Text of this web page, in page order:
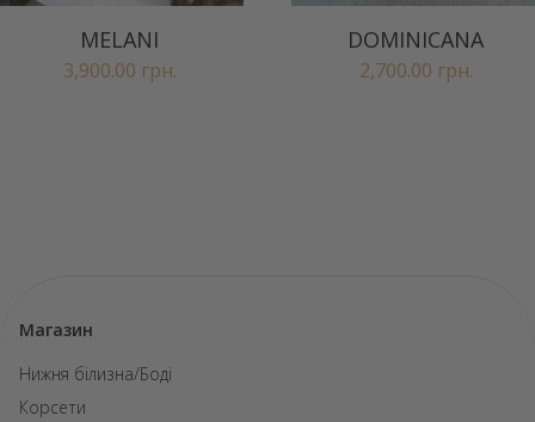
MELANI
3,900.00 грн.
DOMINICANA
2,700.00 грн.
Магазин
Нижня білизна/Боді
Корсети